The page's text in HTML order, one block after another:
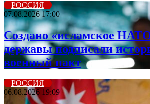
РОССИЯ
07.08.2026 17:00
Создано «исламское
державы подписали
военный пакт
РОССИЯ
06.08.2026 19:09